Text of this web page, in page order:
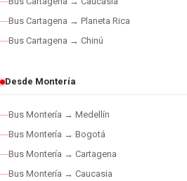
Bus Cartagena → Planeta Rica
Bus Cartagena → Chinú
Desde Montería
Bus Montería → Medellín
Bus Montería → Bogotá
Bus Montería → Cartagena
Bus Montería → Caucasia